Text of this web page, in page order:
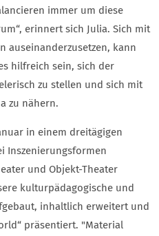
immer um diese
erinnert sich Julia. Sich mit
auseinanderzusetzen, kann
hilfreich sein, sich der
zu stellen und sich mit
zu nähern.
in einem dreitägigen
Inszenierungsformen
und Objekt-Theater
kulturpädagogische und
inhaltlich erweitert und
präsentiert. "Material